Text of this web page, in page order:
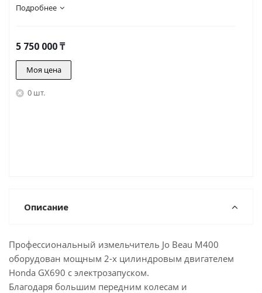
Подробнее
5 750 000₸
Моя цена
0 шт.
Описание
Профессиональный измельчитель Jo Beau M400
оборудован мощным 2-x цилиндровым двигателем
Honda GX690 с электрозапуском.
Благодаря большим передним колесам и